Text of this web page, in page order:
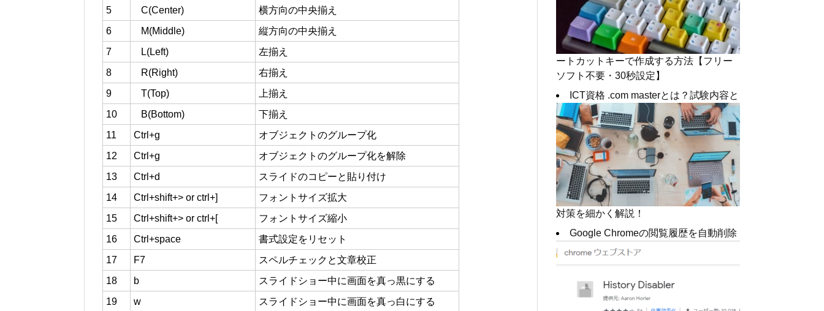
5
C(Center)
横方向の中央揃え
6
M(Middle)
縦方向の中央揃え
7
L(Left)
左揃え
8
R(Right)
右揃え
9
T(Top)
上揃え
10
B(Bottom)
下揃え
11
Ctrl+g
オブジェクトのグループ化
12
Ctrl+g
オブジェクトのグループ化を解除
13
Ctrl+d
スライドのコピーと貼り付け
14
Ctrl+shift+> or ctrl+]
フォントサイズ拡大
15
Ctrl+shift+> or ctrl+[
フォントサイズ縮小
16
Ctrl+space
書式設定をリセット
17
F7
スペルチェックと文章校正
18
b
スライドショー中に画面を真っ黒にする
19
w
スライドショー中に画面を真っ白にする
ートカットキーで作成する方法【フリー
ソフト不要・30秒設定】
ICT資格 .com masterとは？試験内容と
対策を細かく解説！
Google Chromeの閲覧履歴を自動削除